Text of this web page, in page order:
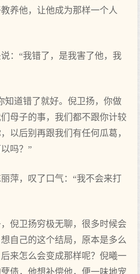
养他，让他成为那样一个人
：“我错了，是我害了他，我
知道错了就好。倪卫扬，你做
母子的事，我们都不跟你计较
以后别再跟我们有任何瓜葛，
吗？”
萍，叹了口气：“我不会来打
倪卫扬穷极无聊，很多时候会
自己的这个结局，原本是多么
来怎么会变成那样呢？倪曦一
债，他想补偿他，便一味地宠